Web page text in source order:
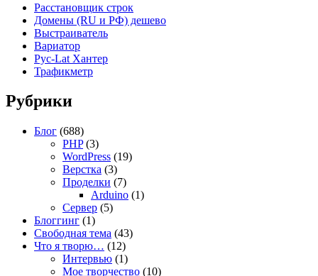
Расстановщик строк
Домены (RU и РФ) дешево
Выстраиватель
Вариатор
Рус-Lat Хантер
Трафикметр
Рубрики
Блог (688)
PHP(3)
WordPress (19)
Верстка (3)
Проделки (7)
Arduino (1)
Сервер (5)
Блоггинг (1)
Свободная тема (43)
Что я творю… (12)
Интервью (1)
Мое творчество (10)